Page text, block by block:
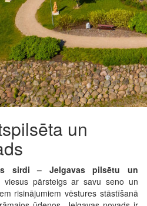
un
sirdi – Jelgavas pilsētu un
viesus pārsteigs ar savu seno un
risinājumiem vēstures stāstīšanā